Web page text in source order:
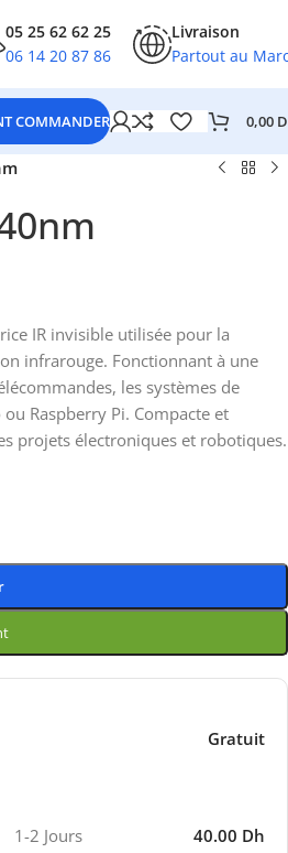
05 25 62 62 25
06 14 20 87 86
Livraison
Partout au
COMMANDER 0,00
IR invisible utilisée pour la
infrarouge. Fonctionnant à une
les systèmes de
Raspberry Pi. Compacte et
projets électroniques et robotiques.
Gratuit
1-2 Jours 40.00 Dh